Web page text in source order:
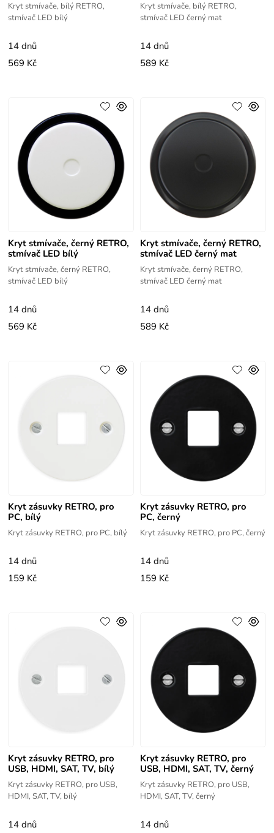
Kryt stmívače, bílý RETRO,
stmívač LED bílý
14 dnů
569 Kč
Kryt stmívače, bílý RETRO,
stmívač LED černý mat
14 dnů
589 Kč
Kryt stmívače, černý RETRO,
stmívač LED bílý
Kryt stmívače, černý RETRO,
stmívač LED bílý
14 dnů
569 Kč
Kryt stmívače, černý RETRO,
stmívač LED černý mat
Kryt stmívače, černý RETRO,
stmívač LED černý mat
14 dnů
589 Kč
Kryt zásuvky RETRO, pro
PC, bílý
Kryt zásuvky RETRO, pro PC, bílý
14 dnů
159 Kč
Kryt zásuvky RETRO, pro
PC, černý
Kryt zásuvky RETRO, pro PC, černý
14 dnů
159 Kč
Kryt zásuvky RETRO, pro
USB, HDMI, SAT, TV, bílý
Kryt zásuvky RETRO, pro USB,
HDMI, SAT, TV, bílý
14 dnů
Kryt zásuvky RETRO, pro
USB, HDMI, SAT, TV, černý
Kryt zásuvky RETRO, pro USB,
HDMI, SAT, TV, černý
14 dnů